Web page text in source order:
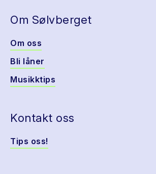
Om Sølvberget
Om oss
Bli låner
Musikktips
Kontakt oss
Tips oss!